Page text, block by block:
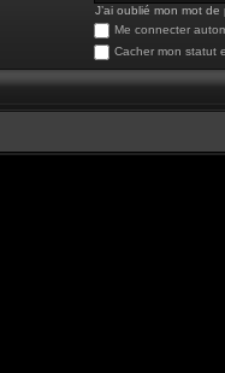
J’ai oublié mon mot de
Me connecter
Cacher mon statut